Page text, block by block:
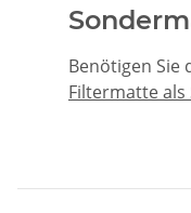
Benötigen Sie
Filtermatte